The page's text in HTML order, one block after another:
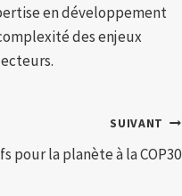
en développement
des enjeux
SUIVANT
pour la planète à la COP30